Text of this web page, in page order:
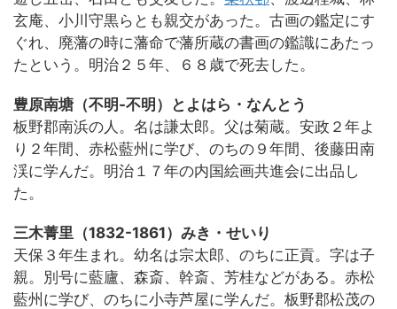
玄庵、小川守黒らとも親交があった。古画の鑑定にす
ぐれ、廃藩の時に藩命で藩所蔵の書画の鑑識にあたっ
たという。明治２５年、６８歳で死去した。
豊原南塘（不明-不明）とよはら・なんとう
板野郡南浜の人。名は謙太郎。父は菊蔵。安政２年よ
り２年間、赤松藍州に学び、のちの９年間、後藤田南
渓に学んだ。明治１７年の内国絵画共進会に出品し
た。
三木菁里（1832-1861）みき・せいり
天保３年生まれ。幼名は宗太郎、のちに正貢。字は子
親。別号に藍廬、森斎、幹斎、芳桂などがある。赤松
藍州に学び、のちに小寺芦屋に学んだ。板野郡松茂の